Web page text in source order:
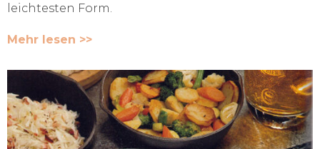
leichtesten Form.
Mehr lesen >>